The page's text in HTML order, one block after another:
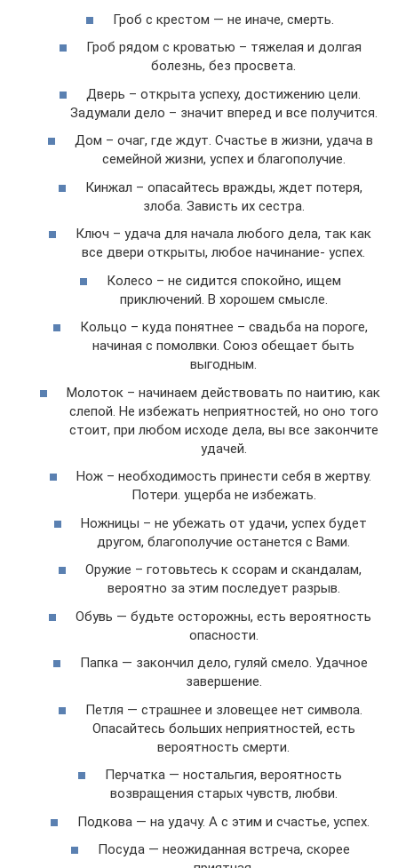
Гроб с крестом — не иначе, смерть.
Гроб рядом с кроватью – тяжелая и долгая
болезнь, без просвета.
Дверь – открыта успеху, достижению цели.
Задумали дело – значит вперед и все получится.
Дом – очаг, где ждут. Счастье в жизни, удача в
семейной жизни, успех и благополучие.
Кинжал – опасайтесь вражды, ждет потеря,
злоба. Зависть их сестра.
Ключ – удача для начала любого дела, так как
все двери открыты, любое начинание- успех.
Колесо – не сидится спокойно, ищем
приключений. В хорошем смысле.
Кольцо – куда понятнее – свадьба на пороге,
начиная с помолвки. Союз обещает быть
выгодным.
Молоток – начинаем действовать по наитию, как
слепой. Не избежать неприятностей, но оно того
стоит, при любом исходе дела, вы все закончите
удачей.
Нож – необходимость принести себя в жертву.
Потери. ущерба не избежать.
Ножницы – не убежать от удачи, успех будет
другом, благополучие останется с Вами.
Оружие – готовьтесь к ссорам и скандалам,
вероятно за этим последует разрыв.
Обувь — будьте осторожны, есть вероятность
опасности.
Папка — закончил дело, гуляй смело. Удачное
завершение.
Петля — страшнее и зловещее нет символа.
Опасайтесь больших неприятностей, есть
вероятность смерти.
Перчатка — ностальгия, вероятность
возвращения старых чувств, любви.
Подкова — на удачу. А с этим и счастье, успех.
Посуда — неожиданная встреча, скорее